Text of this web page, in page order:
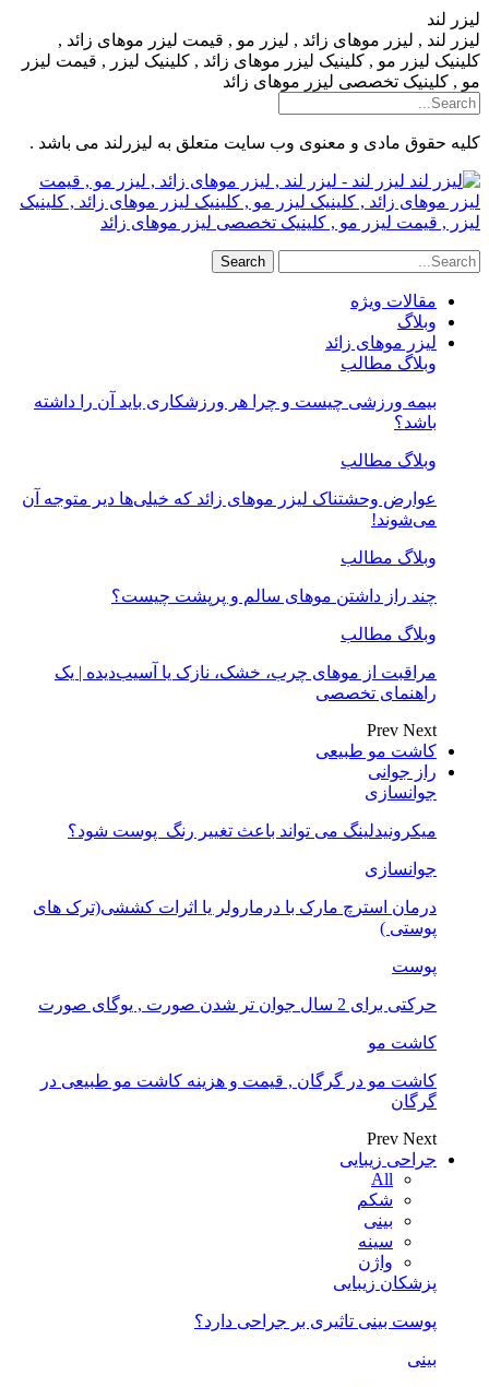
لیزر لند
لیزر لند , لیزر موهای زائد , لیزر مو , قیمت لیزر موهای زائد ,
کلینیک لیزر مو , کلینیک لیزر موهای زائد , کلینیک لیزر , قیمت لیزر
مو , کلینیک تخصصی لیزر موهای زائد
کلیه حقوق مادی و معنوی وب سایت متعلق به لیزرلند می باشد .
لیزر لند - لیزر لند , لیزر موهای زائد , لیزر مو , قیمت
لیزر موهای زائد , کلینیک لیزر مو , کلینیک لیزر موهای زائد , کلینیک
لیزر , قیمت لیزر مو , کلینیک تخصصی لیزر موهای زائد
مقالات ویژه
وبلاگ
لیزر موهای زائد
وبلاگ مطالب
بیمه ورزشی چیست و چرا هر ورزشکاری باید آن را داشته
باشد؟
وبلاگ مطالب
عوارض وحشتناک لیزر موهای زائد که خیلی‌ها دیر متوجه آن
می‌شوند!
وبلاگ مطالب
چند راز داشتن موهای سالم و پرپشت چیست؟
وبلاگ مطالب
مراقبت از موهای چرب، خشک، نازک یا آسیب‌دیده | یک
راهنمای تخصصی
Prev Next
کاشت مو طبیعی
راز جوانی
جوانسازی
میکرونیدلینگ می تواند باعث تغییر رنگ ‍ پوست شود؟
جوانسازی
درمان استرچ مارک با درمارولر یا اثرات کششی(ترک های
پوستی )
پوست
حرکتی برای 2 سال جوان تر شدن صورت , یوگای صورت
کاشت مو
کاشت مو در گرگان , قیمت و هزینه کاشت مو طبیعی در
گرگان
Prev Next
جراحی زیبایی
All
شکم
بینی
سینه
واژن
پزشکان زیبایی
پوست بینی تاثیری بر جراحی دارد؟
بینی